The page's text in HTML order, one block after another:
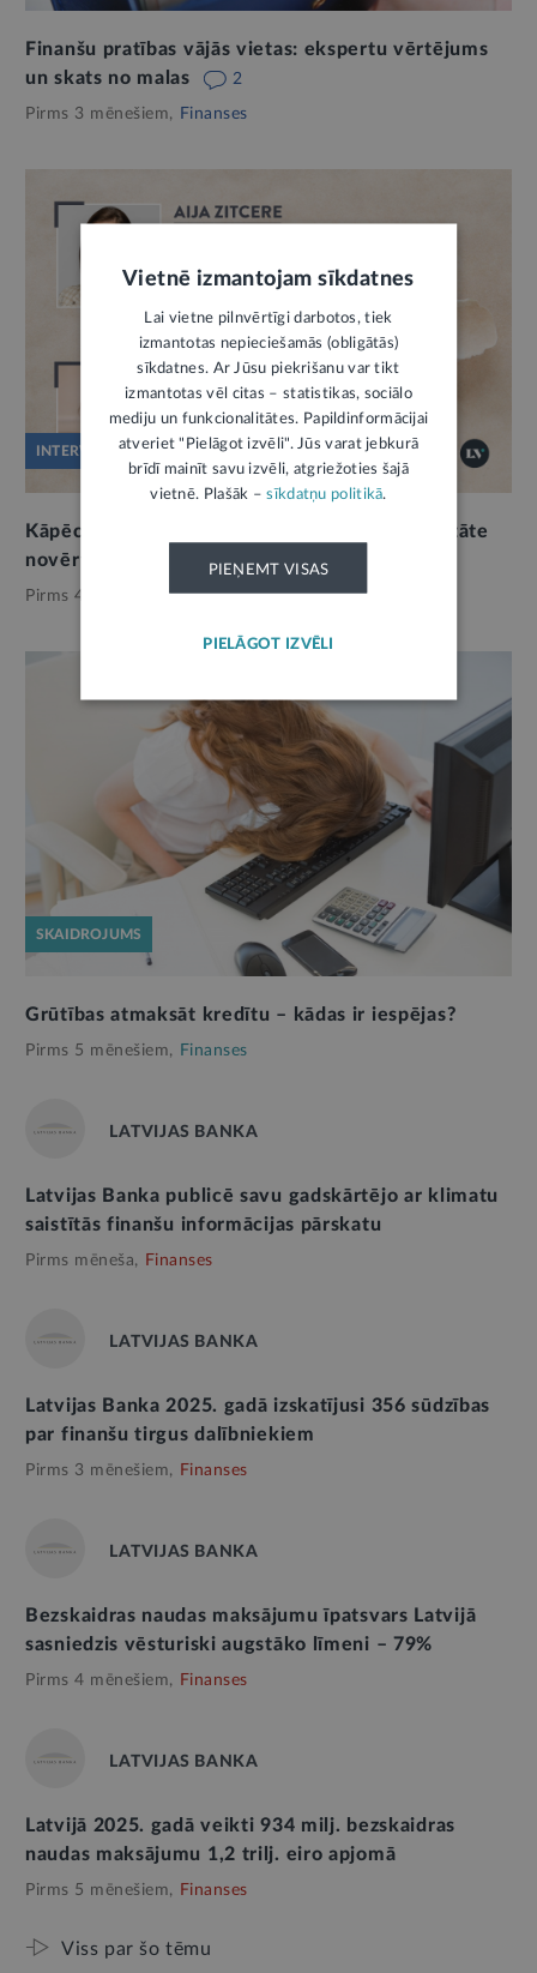
Finanšu pratības vājās vietas: ekspertu vērtējums
un skats no malas
2
Pirms 3 mēnešiem, Finanses
INTERVIJA
Kāpēc nefinanšu sektora uzraudzības efektivitāte
novērtēta kā vidēja
Pirms 4 mēnešiem, Finanses
SKAIDROJUMS
Grūtības atmaksāt kredītu – kādas ir iespējas?
Pirms 5 mēnešiem, Finanses
LATVIJAS BANKA
Latvijas Banka publicē savu gadskārtējo ar klimatu
saistītās finanšu informācijas pārskatu
Pirms mēneša, Finanses
LATVIJAS BANKA
Latvijas Banka 2025. gadā izskatījusi 356 sūdzības
par finanšu tirgus dalībniekiem
Pirms 3 mēnešiem, Finanses
LATVIJAS BANKA
Bezskaidras naudas maksājumu īpatsvars Latvijā
sasniedzis vēsturiski augstāko līmeni – 79%
Pirms 4 mēnešiem, Finanses
LATVIJAS BANKA
Latvijā 2025. gadā veikti 934 milj. bezskaidras
naudas maksājumu 1,2 trilj. eiro apjomā
Pirms 5 mēnešiem, Finanses
Viss par šo tēmu
Vietnē izmantojam sīkdatnes
Lai vietne pilnvērtīgi darbotos, tiek
izmantotas nepieciešamās (obligātās)
sīkdatnes. Ar Jūsu piekrišanu var tikt
izmantotas vēl citas – statistikas, sociālo
mediju un funkcionalitātes. Papildinformācijai
atveriet "Pielāgot izvēli". Jūs varat jebkurā
brīdī mainīt savu izvēli, atgriežoties šajā
vietnē. Plašāk –sīkdatņu politikā.
PIEŅEMT VISAS
PIELĀGOT IZVĒLI